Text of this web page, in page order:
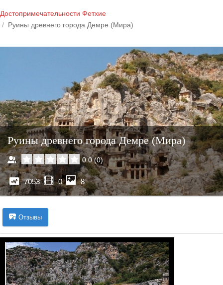
Достопримечательности Фетхие
Руины древнего города Демре (Мира)
Руины древнего города Демре (Мира)
0.0(0)
7053 0 8
Отзывы